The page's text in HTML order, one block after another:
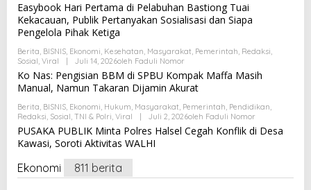
Easybook Hari Pertama di Pelabuhan Bastiong Tuai
Kekacauan, Publik Pertanyakan Sosialisasi dan Siapa
Pengelola Pihak Ketiga
Berita, BISNIS, Ekonomi, Kesehatan, Masyarakat, Pemerintah, Redaksi,
Sosial, Viral Juli 14, 2026Oleh Faduli Nomor
Ko Nas: Pengisian BBM di SPBU Kompak Maffa Masih
Manual, Namun Takaran Dijamin Akurat
Berita, BISNIS, Ekonomi, Hukum, Masyarakat, Pemerintah, Pendidikan,
Redaksi, Sosial, TNI & Polri, Viral Juli 2, 2026Oleh Faduli Nomor
PUSAKA PUBLIK Minta Polres Halsel Cegah Konflik di Desa
Kawasi, Soroti Aktivitas WALHI
Ekonomi 811 berita